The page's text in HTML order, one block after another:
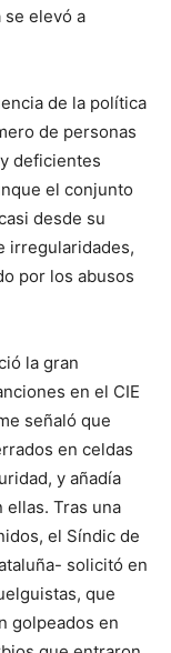
se elevó a
de la política
de personas
deficientes
el conjunto
desde su
irregularidades,
por los abusos
la gran
en el CIE
señaló que
en celdas
y añadía
Tras una
el Síndic de
solicitó en
que
golpeados en